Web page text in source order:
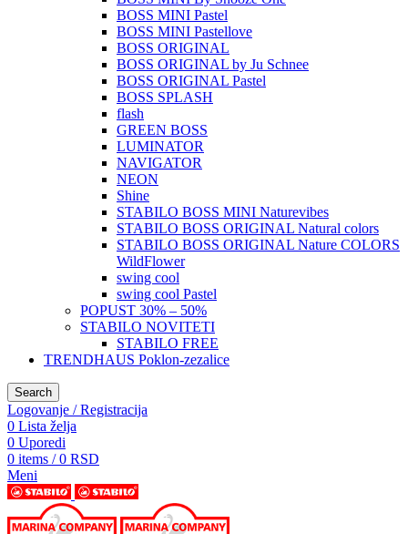
BOSS MINI Pastel
BOSS MINI Pastellove
BOSS ORIGINAL
BOSS ORIGINAL by Ju Schnee
BOSS ORIGINAL Pastel
BOSS SPLASH
flash
GREEN BOSS
LUMINATOR
NAVIGATOR
NEON
Shine
STABILO BOSS MINI Naturevibes
STABILO BOSS ORIGINAL Natural colors
STABILO BOSS ORIGINAL Nature COLORS
WildFlower
swing cool
swing cool Pastel
POPUST 30% – 50%
STABILO NOVITETI
STABILO FREE
TRENDHAUS Poklon-zezalice
Search
Logovanje / Registracija
0 Lista želja
0 Uporedi
0 items / 0 RSD
Meni